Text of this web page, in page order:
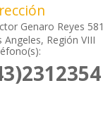
Genaro Reyes 581
Angeles, Región VIII